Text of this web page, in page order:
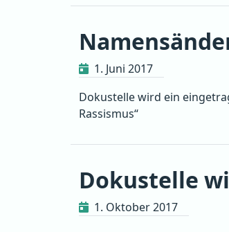
1. Juni 2017
Dokustelle wird ein
Rassismus“
Dokustelle
1. Oktober 2017